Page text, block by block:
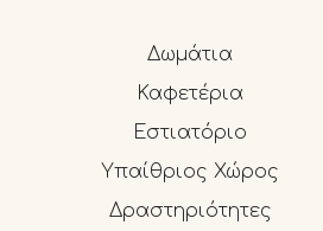
Δωμάτια
Καφετέρια
Εστιατόριο
Υπαίθριος Χώρος
Δραστηριότητες